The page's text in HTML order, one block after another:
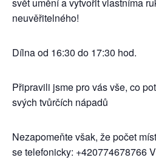
neuvěřitelného!
Dílna od 16:30 do 17:30 hod.
Připravili jsme pro vás vše, co
svých tvůrčích nápadů
Nezapomeňte však, že počet
se telefonicky: +420774678766